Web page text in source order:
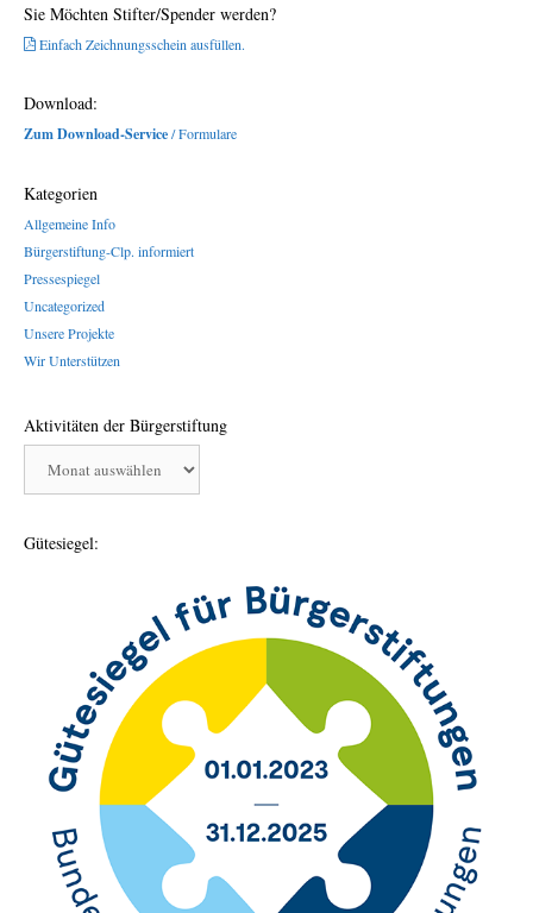
Sie Möchten Stifter/Spender werden?
Einfach Zeichnungsschein ausfüllen.
Download:
Zum Download-Service/ Formulare
Kategorien
Allgemeine Info
Bürgerstiftung-Clp. informiert
Pressespiegel
Uncategorized
Unsere Projekte
Wir Unterstützen
Aktivitäten der Bürgerstiftung
Bürgerstiftung
Gütesiegel: